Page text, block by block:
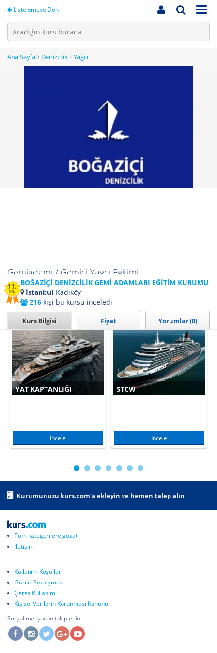
Listelemeye Dön
Ana Sayfa Denizcilik Yağcı
11.
YIL
BOĞAZİÇİ DENİZCİLİK GEMİ ADAMLARI EĞİTİM KURUMU
İstanbul Kadıköy
216 kişi bu kursu inceledi
Kurs Bilgisi Fiyat Yorumlar (0)
Gemiadamı / Gemici Yağcı Eğitimi
Detaylı Bilgi Hemen Arayın..
Kurumun Tüm Kursları İçin Tıklayınız
YAT KAPTANLIĞI
İncele
STCW
İncele
Kurumunuzu kurs.com'a ekleyin ve hemen talep alın
Tüm kategorilere gözat
İletişim
Kullanım Koşulları
Gizlilik Sözleşmesi
Çerez Kullanımı
Kişisel Verilerin Korunması Kanunu
Sosyal medyadan takip edin